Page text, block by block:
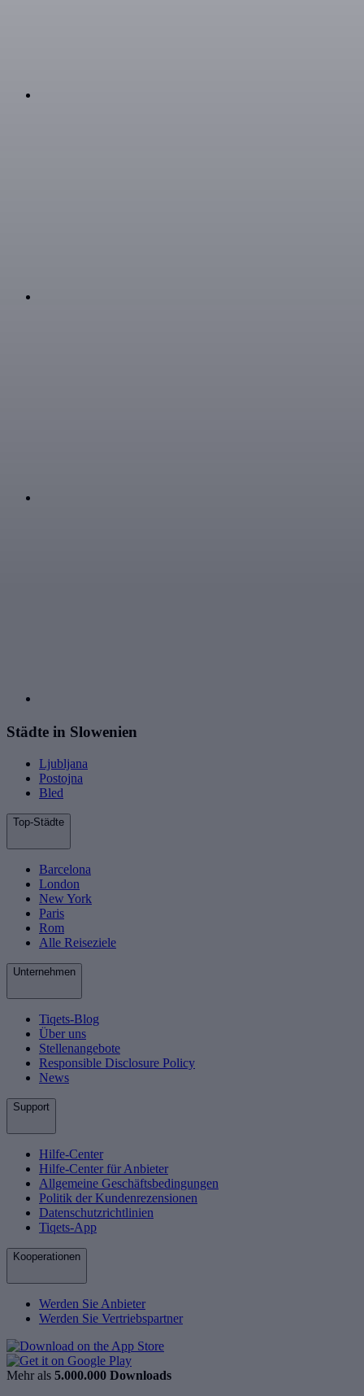
Städte in Slowenien
Ljubljana
Postojna
Bled
Top-Städte
Barcelona
London
New York
Paris
Rom
Alle Reiseziele
Unternehmen
Tiqets-Blog
Über uns
Stellenangebote
Responsible Disclosure Policy
News
Support
Hilfe-Center
Hilfe-Center für Anbieter
Allgemeine Geschäftsbedingungen
Politik der Kundenrezensionen
Datenschutzrichtlinien
Tiqets-App
Kooperationen
Werden Sie Anbieter
Werden Sie Vertriebspartner
Mehr als 5.000.000 Downloads